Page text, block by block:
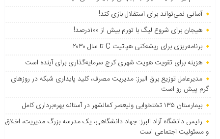
آسانی نمی‌تواند برای استقلال بازی کند!
هیجان برای شروع لیگ با تورم بیش از ۱۰۰درصد!
برنامه‌ریزی برای ریشه‌کنی هپاتیت C تا سال ۲۰۳۰
هزینه برای تقویت هویت شهری کرج سرمایه‌گذاری برای آینده است
مدیرعامل توزیع برق البرز: مدیریت مصرف، کلید پایداری شبکه در روزهای
گرم پیش رو است
بیمارستان ۱۳۵ تختخوابی ولیعصر کمالشهر در آستانه بهره‌برداری کامل
رئیس دانشگاه آزاد البرز: جهاد دانشگاهی، یک مدرسه بزرگ مدیریت، اخلاق
و مسئولیت اجتماعی است